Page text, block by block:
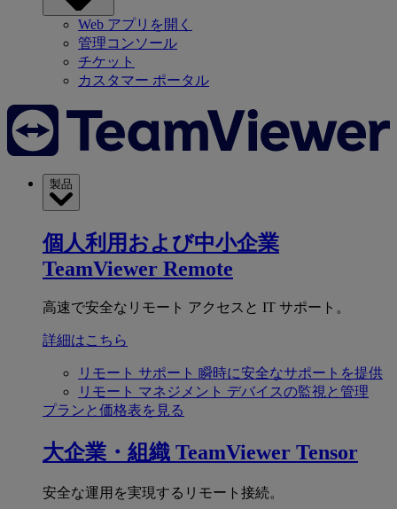
Web アプリを開く
管理コンソール
チケット
カスタマー ポータル
製品
個人利用および中小企業
TeamViewer Remote
高速で安全なリモート アクセスと IT サポート。
詳細はこちら
リモート サポート 瞬時に安全なサポートを提供
リモート マネジメント デバイスの監視と管理
プランと価格表を見る
大企業・組織 TeamViewer Tensor
安全な運用を実現するリモート接続。